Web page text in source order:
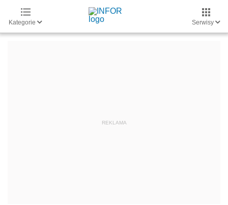
Kategorie Serwisy